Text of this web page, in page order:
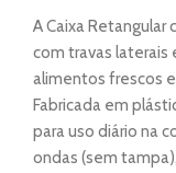
A Caixa
com travas laterais
alimentos frescos
Fabricada em
para uso diário na
ondas (sem